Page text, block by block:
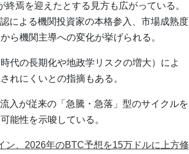
焉を迎えたとする見方も広がっている。
による機関投資家の本格参入、市場成熟度
ら機関主導への変化が挙げられる。
代の長期化や地政学リスクの増大）によ
れにくいとの指摘もある。
入が従来の「急騰・急落」型のサイクルを
能性を示唆している。
、2026年のBTC予想を15万ドルに上方修